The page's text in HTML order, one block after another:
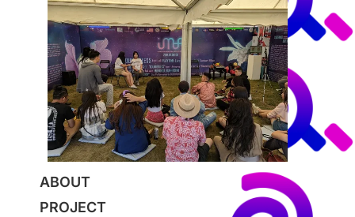
ABOUT
PROJECT